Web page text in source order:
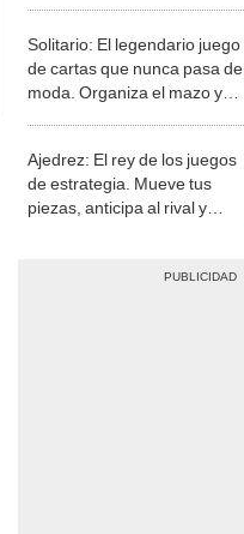
Solitario: El legendario juego
de cartas que nunca pasa de
moda. Organiza el mazo y
Ajedrez: El rey de los juegos
de estrategia. Mueve tus
piezas, anticipa al rival y